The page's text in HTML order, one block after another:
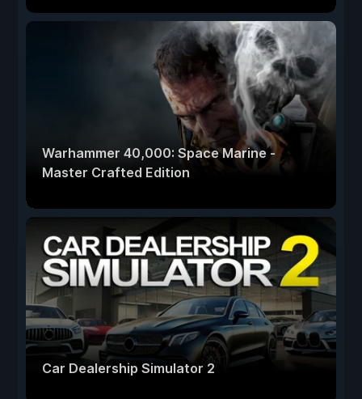
Warhammer 40,000: Space Marine -
Master Crafted Edition
Car Dealership Simulator 2